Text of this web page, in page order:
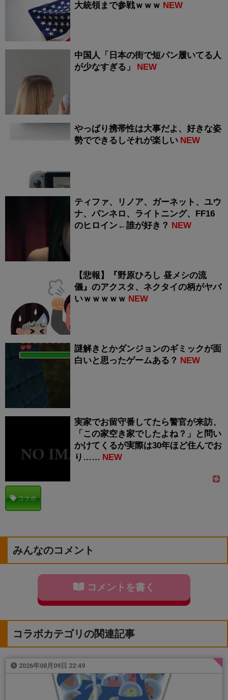
大統領まで参戦ｗｗｗ NEW
中国人「日本の街で短パン履いてる人
が少なすぎる」
NEW
やっぱり携帯性は大事だよ、好きな姿
勢でできるしそれが楽しい NEW
ティファ、リノア、ガーネット、ユウ
ナ、パンネロ、ライトニング、FF16
のヒロイン←誰が好き？ NEW
【悲報】『野原ひろし 昼メシの流
儀』のアクスタ、ネクタイの柄がヤバ
いｗｗｗｗｗ NEW
謎解きとかダンジョンのギミックが面
白いと思ったゲームある？ NEW
実家でお留守番してたら警官が来訪、
「この家空き家でしたよね？」と問い
かけてくるが実際は30年ほど住んでお
り…… NEW
コラボ
みんなのコメント
コメントを書く
コラボカテゴリの関連記事
2026年08月09日 22:49